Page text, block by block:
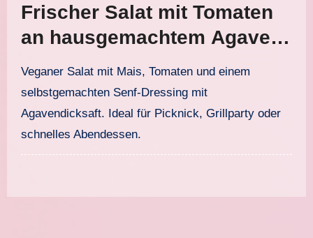
Frischer Salat mit Tomaten
an hausgemachtem Agave-
Senf-Dressing
Veganer Salat mit Mais, Tomaten und einem
selbstgemachten Senf-Dressing mit
Agavendicksaft. Ideal für Picknick, Grillparty oder
schnelles Abendessen.